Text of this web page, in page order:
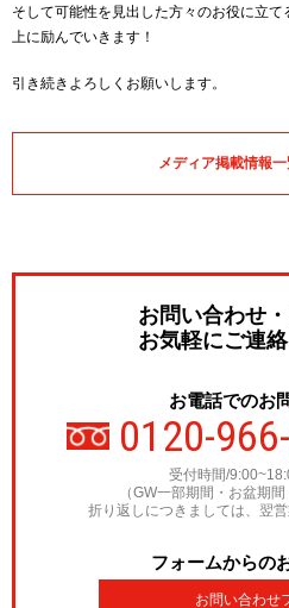
そして可能性を見出した方々のお役に立
上に励んでいきます！
引き続きよろしくお願いします。
メディア掲載情報
お問い合わせ
お気軽にご連
お電話でのお
0120-
受付時間/
（GW一部期間・お盆期
折り返しにつきましては、翌
フォームからの
お問い合わせ